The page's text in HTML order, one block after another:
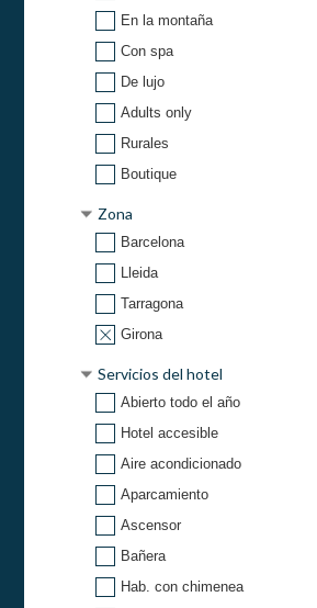
En la montaña
Con spa
De lujo
Adults only
Rurales
Boutique
Zona
Barcelona
Lleida
Tarragona
Girona
Servicios del hotel
Abierto todo el año
Hotel accesible
Aire acondicionado
Aparcamiento
Ascensor
Bañera
Hab. con chimenea